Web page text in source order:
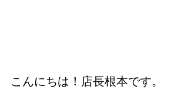
こんにちは！店長根本です。